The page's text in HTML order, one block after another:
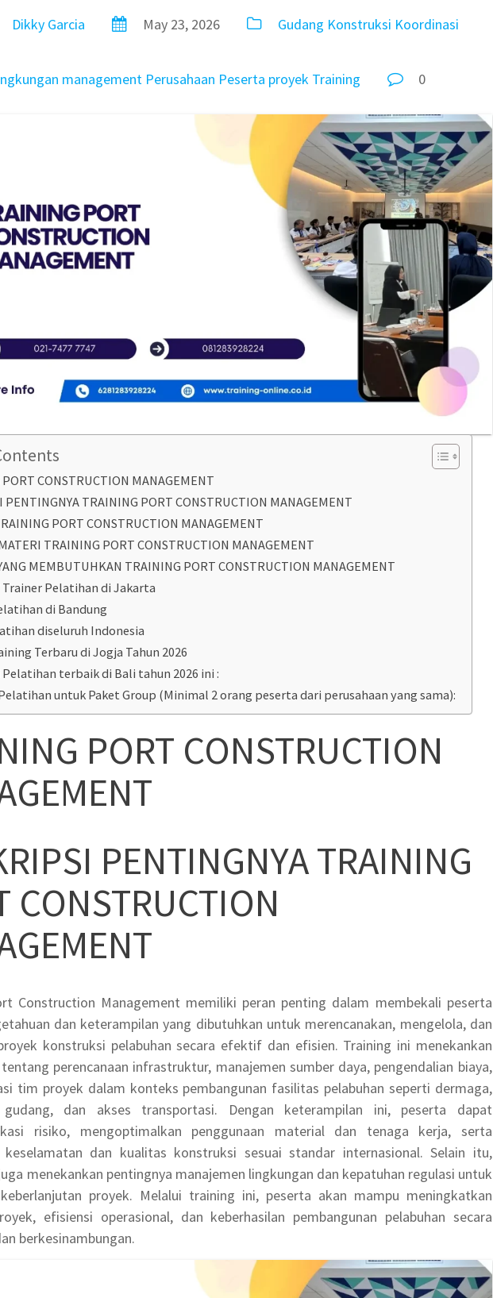
Dikky Garcia May 23, 2026 Gudang Konstruksi Koordinasi
management Perusahaan Peserta proyek Training 0
CONSTRUCTION MANAGEMENT
PENTINGNYA TRAINING PORT CONSTRUCTION MANAGEMENT
PORT CONSTRUCTION MANAGEMENT
TRAINING PORT CONSTRUCTION MANAGEMENT
MEMBUTUHKAN TRAINING PORT CONSTRUCTION MANAGEMENT
Pelatihan di Jakarta
di Bandung
diseluruh Indonesia
Terbaru di Jogja Tahun 2026
terbaik di Bali tahun 2026 ini :
untuk Paket Group (Minimal 2 orang peserta dari perusahaan yang sama):
PORT CONSTRUCTION
PENTINGNYA TRAINING
CONSTRUCTION
Construction Management memiliki peran penting dalam membekali peserta
dan keterampilan yang dibutuhkan untuk merencanakan, mengelola, dan
konstruksi pelabuhan secara efektif dan efisien. Training ini menekankan
perencanaan infrastruktur, manajemen sumber daya, pengendalian biaya,
tim proyek dalam konteks pembangunan fasilitas pelabuhan seperti dermaga,
gudang, dan akses transportasi. Dengan keterampilan ini, peserta dapat
risiko, mengoptimalkan penggunaan material dan tenaga kerja, serta
keselamatan dan kualitas konstruksi sesuai standar internasional. Selain itu,
menekankan pentingnya manajemen lingkungan dan kepatuhan regulasi untuk
proyek. Melalui training ini, peserta akan mampu meningkatkan
efisiensi operasional, dan keberhasilan pembangunan pelabuhan secara
berkesinambungan.